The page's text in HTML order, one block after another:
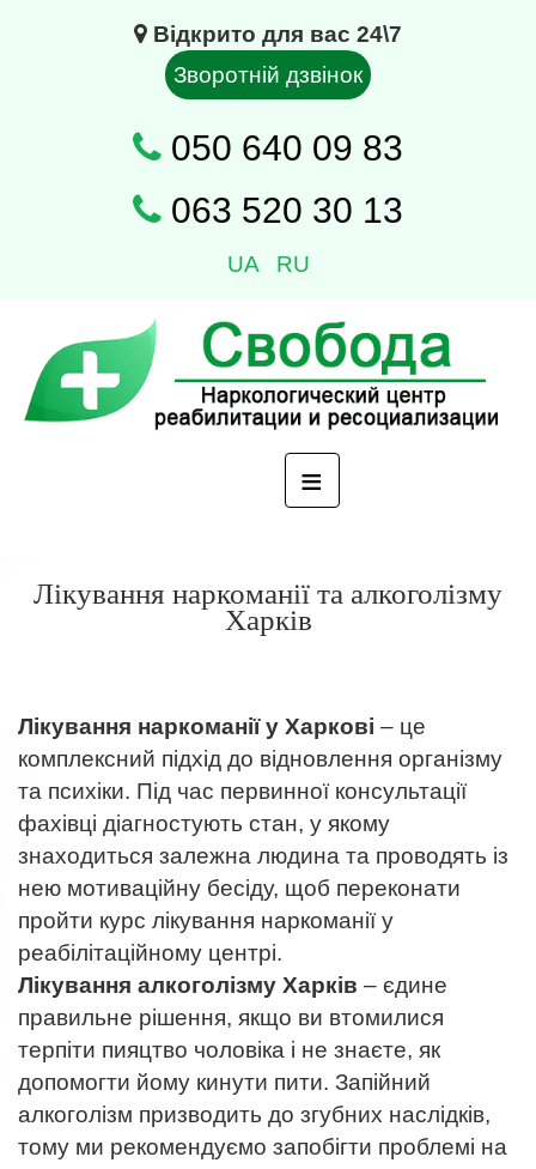
Відкрито для вас 24\7
Зворотній дзвінок
050 640 09 83
063 520 30 13
UA RU
≡
Лікування наркоманії та алкоголізму
Харків
Лікування наркоманії у Харкові – це
комплексний підхід до відновлення організму
та психіки. Під час первинної консультації
фахівці діагностують стан, у якому
знаходиться залежна людина та проводять із
нею мотиваційну бесіду, щоб переконати
пройти курс лікування наркоманії у
реабілітаційному центрі.
Лікування алкоголізму Харків – єдине
правильне рішення, якщо ви втомилися
терпіти пияцтво чоловіка і не знаєте, як
допомогти йому кинути пити. Запійний
алкоголізм призводить до згубних наслідків,
тому ми рекомендуємо запобігти проблемі на